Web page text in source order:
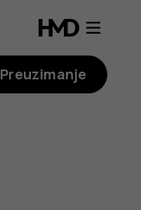
Preuzimanje